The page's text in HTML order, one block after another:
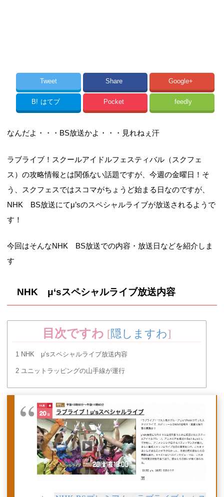
Tweet Share Google+
B! はてブ Pocket feedly
なんだよ・・・BS放送かよ・・・見れねぇ汗
ラブライブ！スクールアイドルフェスティバル（スクフェ
ス）の攻略情報とは関係ない話題ですが、今週の金曜日！そ
う、スクフェスではスコマがちょうど始まる日なのですが、
NHK BS放送にてμ’sのスペシャルライブが放送されるようで
す！
今回はそんなNHK BS放送での内容・放送日などを紹介しま
す
NHK μ‘sスペシャルライブ放送内容
目次ですわ [隠しますわ]
1 NHK μ‘sスペシャルライブ放送内容
2 ユニットラッピングの山手線が運行